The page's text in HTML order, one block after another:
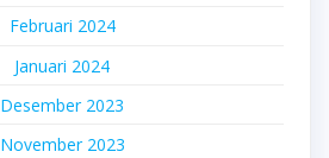
Februari 2024
Januari 2024
Desember 2023
November 2023